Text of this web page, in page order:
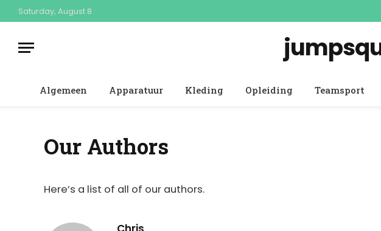
Saturday, August 8
Algemeen Apparatuur Kleding Opleiding Teamsport
Our Authors
Here’s a list of all of our authors.